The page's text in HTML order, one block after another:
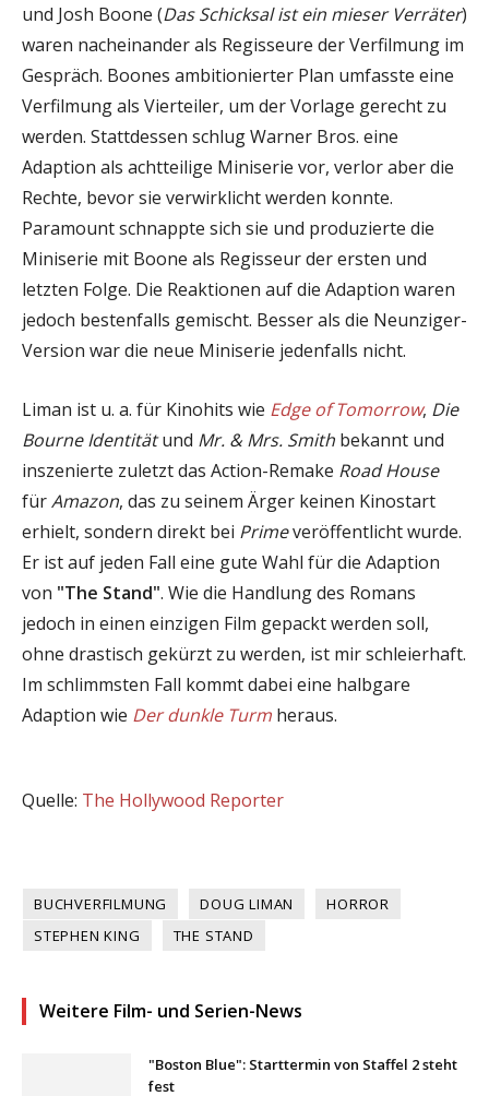
und Josh Boone (Das Schicksal ist ein mieser Verräter)
waren nacheinander als Regisseure der Verfilmung im
Gespräch. Boones ambitionierter Plan umfasste eine
Verfilmung als Vierteiler, um der Vorlage gerecht zu
werden. Stattdessen schlug Warner Bros. eine
Adaption als achtteilige Miniserie vor, verlor aber die
Rechte, bevor sie verwirklicht werden konnte.
Paramount schnappte sich sie und produzierte die
Miniserie mit Boone als Regisseur der ersten und
letzten Folge. Die Reaktionen auf die Adaption waren
jedoch bestenfalls gemischt. Besser als die Neunziger-
Version war die neue Miniserie jedenfalls nicht.
Liman ist u. a. für Kinohits wie Edge of Tomorrow, Die
Bourne Identitätund Mr. & Mrs. Smith bekannt und
inszenierte zuletzt das Action-Remake Road House
fürAmazon, das zu seinem Ärger keinen Kinostart
erhielt, sondern direkt bei Primeveröffentlicht wurde.
Er ist auf jeden Fall eine gute Wahl für die Adaption
von "The Stand". Wie die Handlung des Romans
jedoch in einen einzigen Film gepackt werden soll,
ohne drastisch gekürzt zu werden, ist mir schleierhaft.
Im schlimmsten Fall kommt dabei eine halbgare
Adaption wie Der dunkle Turm heraus.
Quelle: The Hollywood Reporter
BUCHVERFILMUNG DOUG LIMAN
HORROR
STEPHEN KING
THE STAND
Weitere Film- und Serien-News
"Boston Blue": Starttermin von Staffel 2 steht
fest